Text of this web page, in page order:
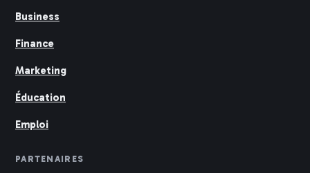
Business
Finance
Marketing
Éducation
Emploi
PARTENAIRES